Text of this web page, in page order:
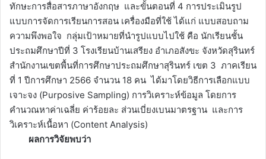
ทักษะการสื่อสารภาษาอังกฤษ และขั้นตอนที่ 4 การประเมินรูป
แบบการจัดการเรียนการสอน เครื่องมือที่ใช้ ได้แก่ แบบสอบถาม
ความพึงพอใจ กลุ่มเป้าหมายที่นำรูปแบบไปใช้ คือ นักเรียนชั้น
ประถมศึกษาปีที่ 3 โรงเรียนบ้านเสรียง อำเภอสังขะ จังหวัดสุรินทร์
สำนักงานเขตพื้นที่การศึกษาประถมศึกษาสุรินทร์ เขต 3 ภาคเรียน
ที่ 1 ปีการศึกษา 2566 จำนวน 18 คน ได้มาโดยวิธีการเลือกแบบ
เจาะจง (Purposive Sampling) การวิเคราะห์ข้อมูล โดยการ
คำนวณหาค่าเฉลี่ย ค่าร้อยละ ส่วนเบี่ยงเบนมาตรฐาน และการ
วิเคราะห์เนื้อหา (Content Analysis)
ผลการวิจัยพบว่า